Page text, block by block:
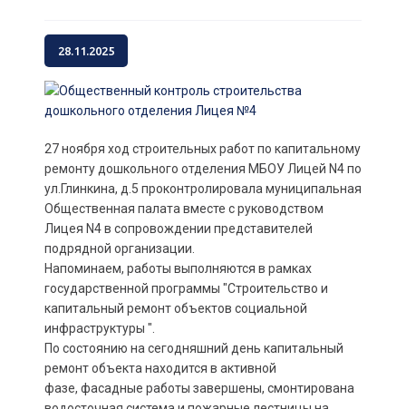
28.11.2025
27 ноября ход строительных работ по капитальному
ремонту дошкольного отделения МБОУ Лицей N4 по
ул.Глинкина, д.5 проконтролировала муниципальная
Общественная палата вместе с руководством
Лицея N4 в сопровождении представителей
подрядной организации.
Напоминаем, работы выполняются в рамках
государственной программы "Строительство и
капитальный ремонт объектов социальной
инфраструктуры ".
По состоянию на сегодняшний день капитальный
ремонт объекта находится в активной
фазе, фасадные работы завершены, смонтирована